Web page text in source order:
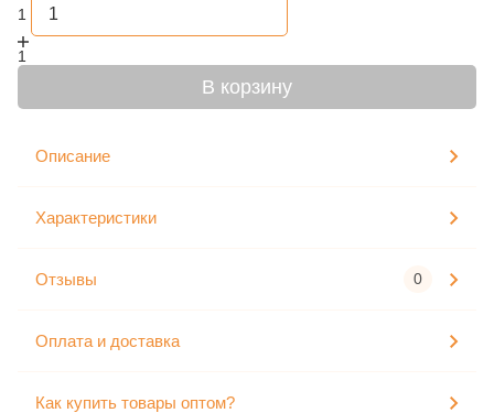
1
1
В корзину
Описание
Характеристики
Отзывы 0
Оплата и доставка
Как купить товары оптом?